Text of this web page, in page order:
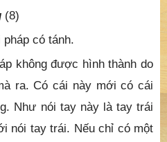
(8)
pháp có tánh.
không được hình thành do
ra. Có cái này mới có cái
Như nói tay này là tay trái
nói tay trái. Nếu chỉ có một